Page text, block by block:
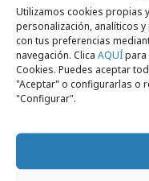
Utilizamos cookies propias
personalización, analíticos
con tus preferencias
navegación. Clica AQUÍpara
Cookies. Puedes aceptar
"Aceptar" o configurarlas o
"Configurar".
Noticias